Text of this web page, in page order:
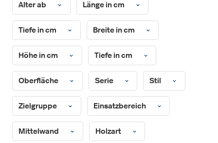
Alter ab Länge in cm
Tiefe in cm Breite in cm
Höhe in cm Tiefe in cm
Oberfläche Serie Stil
Zielgruppe Einsatzbereich
Mittelwand Holzart